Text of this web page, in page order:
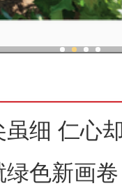
细 仁心
色新画卷